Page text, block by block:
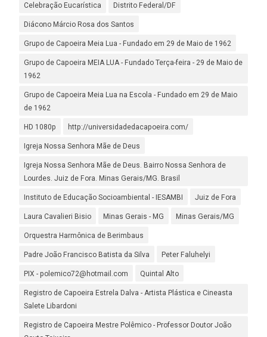
Celebração Eucarística Distrito Federal/DF
Diácono Márcio Rosa dos Santos
Grupo de Capoeira Meia Lua - Fundado em 29 de Maio de 1962
Grupo de Capoeira MEIA LUA - Fundado Terça-feira - 29 de Maio de
1962
Grupo de Capoeira Meia Lua na Escola - Fundado em 29 de Maio
de 1962
HD 1080p http://universidadedacapoeira.com/
Igreja Nossa Senhora Mãe de Deus
Igreja Nossa Senhora Mãe de Deus. Bairro Nossa Senhora de
Lourdes. Juiz de Fora. Minas Gerais/MG. Brasil
Instituto de Educação Socioambiental - IESAMBI Juiz de Fora
Laura Cavalieri Bisio Minas Gerais - MG Minas Gerais/MG
Orquestra Harmônica de Berimbaus
Padre João Francisco Batista da Silva Peter Faluhelyi
PIX - polemico72@hotmail.com Quintal Alto
Registro de Capoeira Estrela Dalva - Artista Plástica e Cineasta
Salete Libardoni
Registro de Capoeira Mestre Polêmico - Professor Doutor João